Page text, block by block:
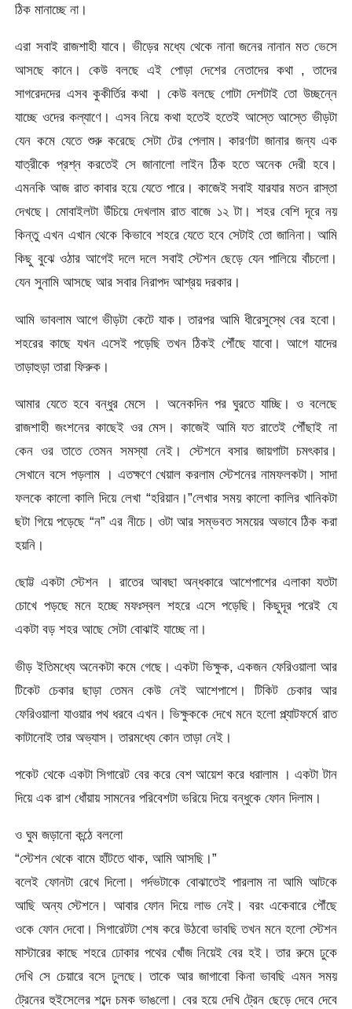
ঠিক মানাচ্ছে না।
এরা সবাই রাজশাহী যাবে। ভীড়ের মধ্যে থেকে নানা জনের নানান মত ভেসে
আসছে কানে। কেউ বলছে এই পোড়া দেশের নেতাদের কথা , তাদের
সাগরেদদের এসব কুকীর্তির কথা । কেউ বলছে গোটা দেশটাই তো উচ্ছন্নে
যাচ্ছে ওদের কল্যাণে। এসব নিয়ে কথা হতেই হতেই আস্তে আস্তে ভীড়টা
যেন কমে যেতে শুরু করেছে সেটা টের পেলাম। কারণটা জানার জন্য এক
যাত্রীকে প্রশ্ন করতেই সে জানালো লাইন ঠিক হতে অনেক দেরী হবে।
এমনকি আজ রাত কাবার হয়ে যেতে পারে। কাজেই সবাই যারযার মতন রাস্তা
দেখছে। মোবাইলটা উঁচিয়ে দেখলাম রাত বাজে ১২ টা। শহর বেশি দূরে নয়
কিন্তু এখন এখান থেকে কিভাবে শহরে যেতে হবে সেটাই তো জানিনা। আমি
কিছু বুঝে ওঠার আগেই দলে দলে সবাই স্টেশন ছেড়ে যেন পালিয়ে বাঁচলো।
যেন সুনামি আসছে আর সবার নিরাপদ আশ্রয় দরকার।
আমি ভাবলাম আগে ভীড়টা কেটে যাক। তারপর আমি ধীরেসুস্থে বের হবো।
শহরের কাছে যখন এসেই পড়েছি তখন ঠিকই পৌঁছে যাবো। আগে যাদের
তাড়াহুড়া তারা ফিরুক।
আমার যেতে হবে বন্ধুর মেসে । অনেকদিন পর ঘুরতে যাচ্ছি। ও বলেছে
রাজশাহী জংশনের কাছেই ওর মেস। কাজেই আমি যত রাতেই পৌঁছাই না
কেন ওর তাতে তেমন সমস্যা নেই। স্টেশনে বসার জায়গাটা চমৎকার।
সেখানে বসে পড়লাম । এতক্ষণে খেয়াল করলাম স্টেশনের নামফলকটা। সাদা
ফলকে কালো কালি দিয়ে লেখা “হরিয়ান।”লেখার সময় কালো কালির খানিকটা
ছটা গিয়ে পড়েছে “ন” এর নীচে। ওটা আর সম্ভবত সময়ের অভাবে ঠিক করা
হয়নি।
ছোট্ট একটা স্টেশন । রাতের আবছা অন্ধকারে আশেপাশের এলাকা যতটা
চোখে পড়ছে মনে হচ্ছে মফঃস্বল শহরে এসে পড়েছি। কিছুদূর পরেই যে
একটা বড় শহর আছে সেটা বোঝাই যাচ্ছে না।
ভীড় ইতিমধ্যে অনেকটা কমে গেছে। একটা ভিক্ষুক, একজন ফেরিওয়ালা আর
টিকেট চেকার ছাড়া তেমন কেউ নেই আশেপাশে। টিকিট চেকার আর
ফেরিওয়ালা যাওয়ার পথ ধরবে এখন। ভিক্ষুককে দেখে মনে হলো প্ল্যাটফর্মে রাত
কাটানোই তার অভ্যাস। তারমধ্যে কোন তাড়া নেই।
পকেট থেকে একটা সিগারেট বের করে বেশ আয়েশ করে ধরালাম । একটা টান
দিয়ে এক রাশ ধোঁয়ায় সামনের পরিবেশটা ভরিয়ে দিয়ে বন্ধুকে ফোন দিলাম।
ও ঘুম জড়ানো কন্ঠে বললো
“স্টেশন থেকে বামে হাঁটতে থাক, আমি আসছি।”
বলেই ফোনটা রেখে দিলো। গর্দভটাকে বোঝাতেই পারলাম না আমি আটকে
আছি অন্য স্টেশনে। আবার ফোন দিয়ে লাভ নেই। বরং একেবারে পৌঁছে
ওকে ফোন দেবো। সিগারেটটা শেষ করে উঠবো ভাবছি তখন মনে হলো স্টেশন
মাস্টারের কাছে শহরে ঢোকার পথের খোঁজ নিয়েই বের হই। তার রুমে ঢুকে
দেখি সে চেয়ারে বসে ঢুলছে। তাকে আর জাগাবো কিনা ভাবছি এমন সময়
ট্রেনের হুইসেলের শব্দে চমক ভাঙলো। বের হয়ে দেখি ট্রেন ছেড়ে দেবে দেবে